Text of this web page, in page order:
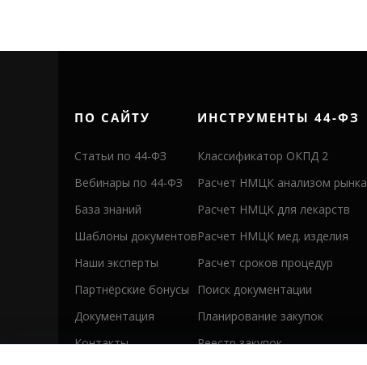
ПО САЙТУ
Статьи по 44-ФЗ
Вебинары по 44-ФЗ
База знаний
Шаблоны документов
Наши эксперты
Партнёрские бонусы
Документация
Контакты
ИНСТРУМЕНТЫ 44-ФЗ
Классификатор ОКПД 2
Расчет НМЦК анализом рынка
Расчет НМЦК для лекарств
Расчет НМЦК мед. изделия
Расчет сроков процедур
Поиск документации
Планирование закупок
Реестр закупок